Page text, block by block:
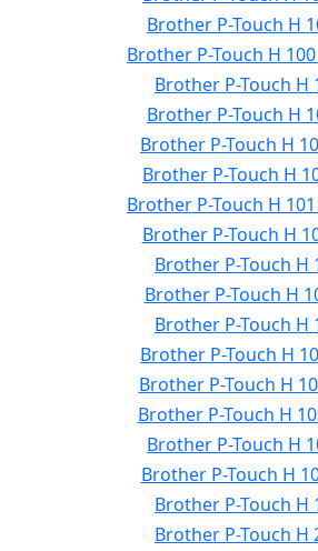
Brother P-Touch H
Brother P-Touch H
Brother P-Touch H
Brother P-Touch H
Brother P-Touch H
Brother P-Touch H
Brother P-Touch H
Brother P-Touch H
Brother P-Touch H
Brother P-Touch H
Brother P-Touch H
Brother P-Touch H
Brother P-Touch H
Brother P-Touch H
Brother P-Touch H
Brother P-Touch H
Brother P-Touch H
Brother P-Touch H